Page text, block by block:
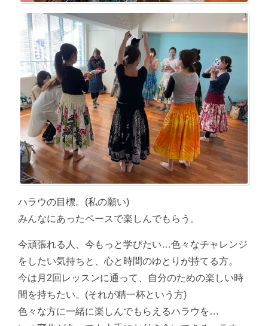
ハラウの目標。(私の願い)
みんなにあったペースで楽しんでもらう。
今頑張れる人、今もっと学びたい…色々なチャレンジ
をしたい気持ちと、心と時間のゆとりが持てる方。
今は月2回レッスンに通って、自分のための楽しい時
間を持ちたい。(それが精一杯という方)
色々な方に一緒に楽しんでもらえるハラウを…